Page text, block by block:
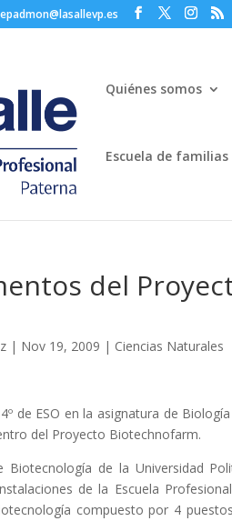
epadmon@lasallevp.es
Quiénes somos
Escuela de familias
del
| Nov 19, 2009 | Ciencias Naturales
de ESO en la asignatura de
del Proyecto Biotechnofarm.
Biotecnología de la Universidad
de la Escuela
compuesto por 4